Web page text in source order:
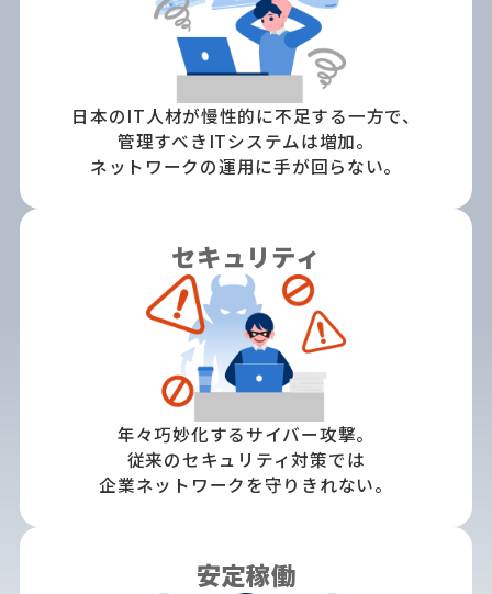
日本のIT人材が慢性的に不足する一方で、
管理すべきITシステムは増加。
ネットワークの運用に手が回らない。
セキュリティ
年々巧妙化するサイバー攻撃。
従来のセキュリティ対策では
企業ネットワークを守りきれない。
安定稼働